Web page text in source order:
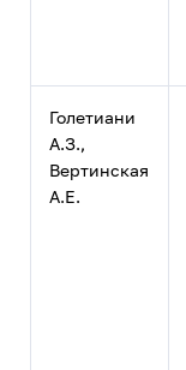
Голетиани
А.З.,
Вертинская
А.Е.